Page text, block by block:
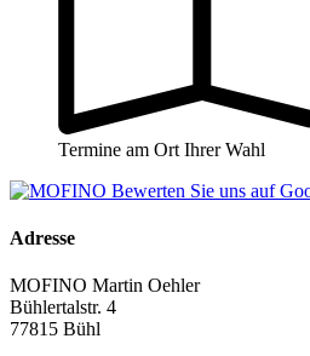
Termine am Ort Ihrer Wahl
Adresse
MOFINO Martin Oehler
Bühlertalstr. 4
77815 Bühl